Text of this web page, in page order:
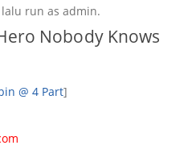
run as admin.
Nobody Knows
@ 4 Part]